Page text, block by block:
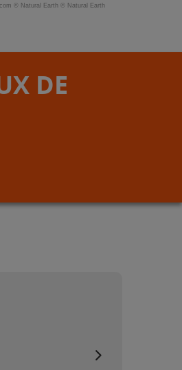
© Natural Earth © Natural Earth
DE